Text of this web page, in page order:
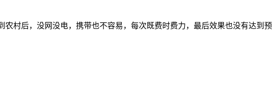
村后，没网没电，携带也不容易，每次既费时费力，最后效果也没有达到预